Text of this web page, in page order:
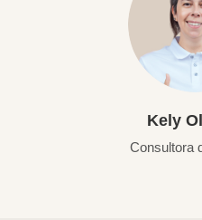
Kely
Consultora